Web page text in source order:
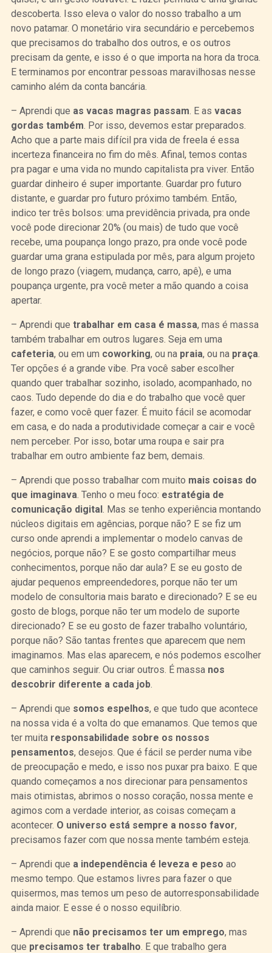
descoberta. Isso eleva o valor do nosso trabalho a um
novo patamar. O monetário vira secundário e percebemos
que precisamos do trabalho dos outros, e os outros
precisam da gente, e isso é o que importa na hora da troca.
E terminamos por encontrar pessoas maravilhosas nesse
caminho além da conta bancária.
– Aprendi que as vacas magras passam . E as vacas
gordas também . Por isso, devemos estar preparados.
Acho que a parte mais difícil pra vida de freela é essa
incerteza financeira no fim do mês. Afinal, temos contas
pra pagar e uma vida no mundo capitalista pra viver. Então
guardar dinheiro é super importante. Guardar pro futuro
distante, e guardar pro futuro próximo também. Então,
indico ter três bolsos: uma previdência privada, pra onde
você pode direcionar 20% (ou mais) de tudo que você
recebe, uma poupança longo prazo, pra onde você pode
guardar uma grana estipulada por mês, para algum projeto
de longo prazo (viagem, mudança, carro, apê), e uma
poupança urgente, pra você meter a mão quando a coisa
apertar.
– Aprendi que trabalhar em casa é massa, mas é massa
também trabalhar em outros lugares. Seja em uma
cafeteria, ou em um coworking, ou na praia, ou na praça
Ter opções é a grande vibe. Pra você saber escolher
quando quer trabalhar sozinho, isolado, acompanhado, no
caos. Tudo depende do dia e do trabalho que você quer
fazer, e como você quer fazer. É muito fácil se acomodar
em casa, e do nada a produtividade começar a cair e você
nem perceber. Por isso, botar uma roupa e sair pra
trabalhar em outro ambiente faz bem, demais.
– Aprendi que posso trabalhar com muito mais coisas do
que imaginava . Tenho o meu foco: estratégia de
comunicação digital. Mas se tenho experiência montando
núcleos digitais em agências, porque não? E se fiz um
curso onde aprendi a implementar o modelo canvas de
negócios, porque não? E se gosto compartilhar meus
conhecimentos, porque não dar aula? E se eu gosto de
ajudar pequenos empreendedores, porque não ter um
modelo de consultoria mais barato e direcionado? E se eu
gosto de blogs, porque não ter um modelo de suporte
direcionado? E se eu gosto de fazer trabalho voluntário,
porque não? São tantas frentes que aparecem que nem
imaginamos. Mas elas aparecem, e nós podemos escolher
que caminhos seguir. Ou criar outros. É massa nos
descobrir diferente a cada job.
– Aprendi que somos espelhos, e que tudo que acontece
na nossa vida é a volta do que emanamos. Que temos que
ter muita responsabilidade sobre os nossos
pensamentos, desejos. Que é fácil se perder numa vibe
de preocupação e medo, e isso nos puxar pra baixo. E que
quando começamos a nos direcionar para pensamentos
mais otimistas, abrimos o nosso coração, nossa mente e
agimos com a verdade interior, as coisas começam a
acontecer. O universo está sempre a nosso favor,
precisamos fazer com que nossa mente também esteja.
– Aprendi que a independência é leveza e peso ao
mesmo tempo. Que estamos livres para fazer o que
quisermos, mas temos um peso de autorresponsabilidade
ainda maior. E esse é o nosso equilíbrio.
– Aprendi que não precisamos ter um emprego, mas
que precisamos ter trabalho . E que trabalho gera